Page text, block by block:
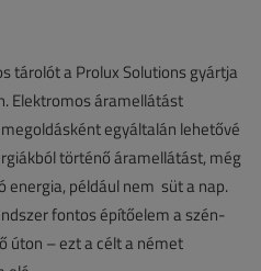
tárolót a Prolux Solutions gyártja
Elektromos áramellátást
egyáltalán lehetővé
történő áramellátást, még
energia, például nem süt a nap.
fontos építőelem a szén-
úton – ezt a célt a német